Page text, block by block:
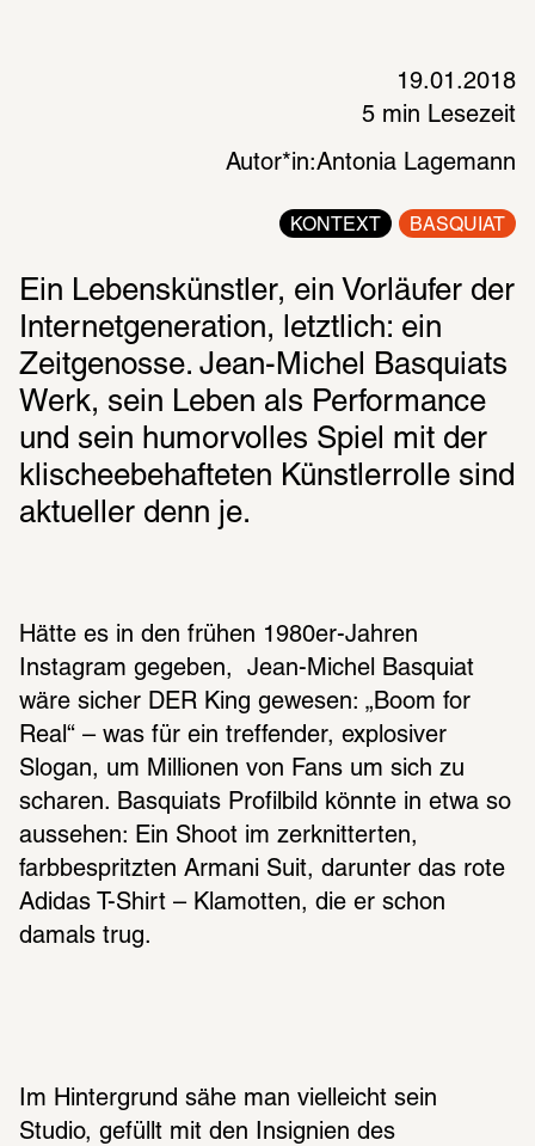
19.01.2018
5 min Lesezeit
Autor*in:Antonia Lagemann
KONTEXT BASQUIAT
Ein Lebenskünstler, ein Vorläufer der
Internetgeneration, letztlich: ein
Zeitgenosse. Jean-Michel Basquiats
Werk, sein Leben als Performance
und sein humorvolles Spiel mit der
klischeebehafteten Künstlerrolle sind
aktueller denn je.
Hätte es in den frühen 1980er-Jahren
Instagram gegeben,  Jean-Michel Basquiat
wäre sicher DER King gewesen: „Boom for
Real“ – was für ein treffender, explosiver
Slogan, um Millionen von Fans um sich zu
scharen. Basquiats Profilbild könnte in etwa so
aussehen: Ein Shoot im zerknitterten,
farbbespritzten Armani Suit, darunter das rote
Adidas T-Shirt – Klamotten, die er schon
damals trug.
Im Hintergrund sähe man vielleicht sein
Studio, gefüllt mit den Insignien des